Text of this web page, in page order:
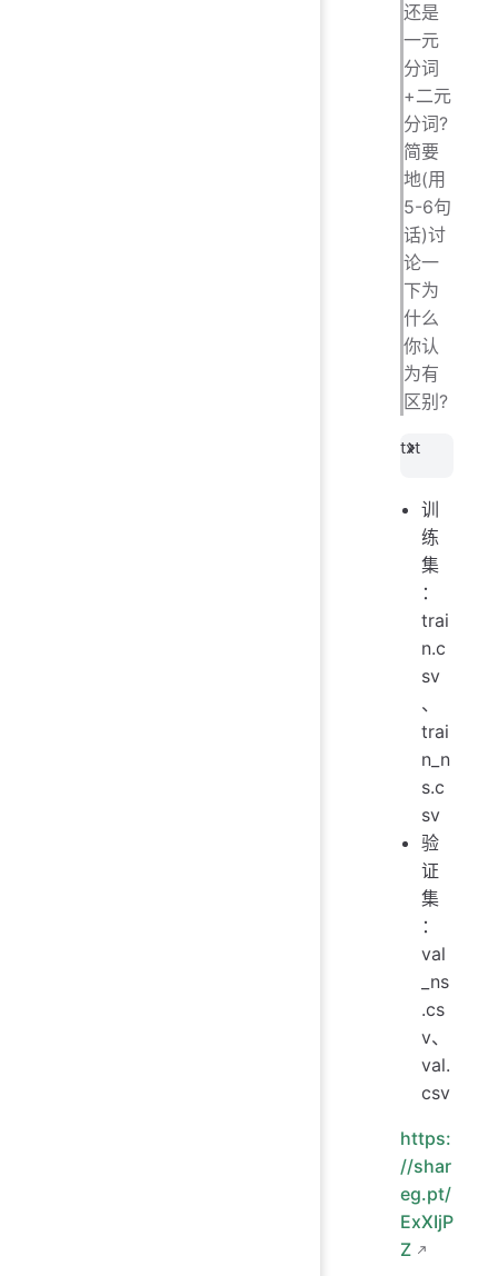
还是
一元
分词
+二元
分词?
简要
地(用
5-6句
话)讨
论一
下为
什么
你认
为有
区别?
txt
训
练
集
：
trai
n.c
sv
、
trai
n_n
s.c
sv
验
证
集
：
val
_ns
.cs
v、
val.
csv
https:
//shar
eg.pt/
ExXIjP
Z